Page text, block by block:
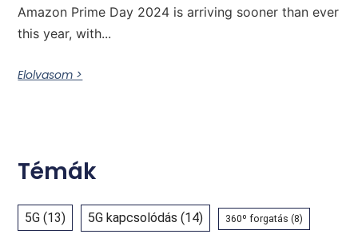
Amazon Prime Day 2024 is arriving sooner than ever
this year, with...
Elolvasom >
Témák
5G (13) 5G kapcsolódás (14) 360º forgatás (8)